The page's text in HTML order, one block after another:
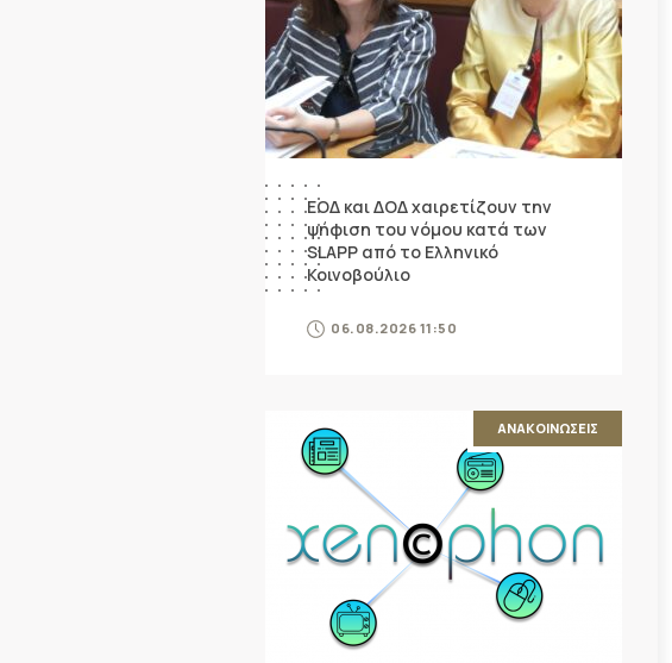
ΕΟΔ και ΔΟΔ χαιρετίζουν την
ψήφιση του νόμου κατά των
SLAPP από το Ελληνικό
Κοινοβούλιο
06.08.2026 11:50
ΑΝΑΚΟΙΝΩΣΕΙΣ